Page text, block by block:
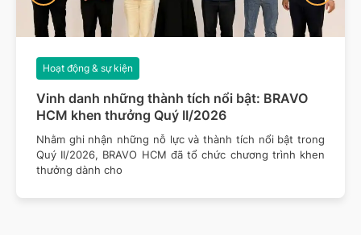
Vinh danh những thành tích nổi bật: BRAVO
HCM khen thưởng Quý II/2026
Hoạt động & sự kiện
Nhằm ghi nhận những nỗ lực và thành tích nổi bật trong
Quý II/2026, BRAVO HCM đã tổ chức chương trình khen
thưởng dành cho